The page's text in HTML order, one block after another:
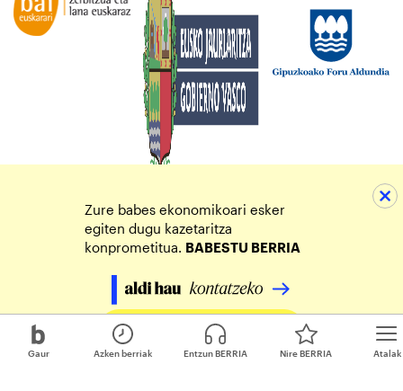
Gaur Atalak
Azken berriak Entzun BERRIA Nire BERRIA
Zure babes ekonomikoari esker
egiten dugu kazetaritza
konprometitua. BABESTU BERRIA
Egin zure ekarpena